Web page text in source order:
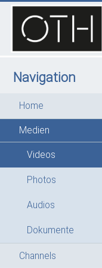
Navigation
Home
Medien
Videos
Photos
Audios
Dokumente
Channels